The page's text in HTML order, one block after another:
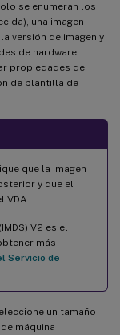
se enumeran los
una imagen
versión de imagen y
de hardware.
propiedades de
de plantilla de
que la imagen
y que el
VDA.
V2 es el
más
Servicio de
un tamaño
máquina